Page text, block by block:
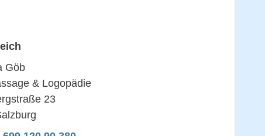
Göb
& Logopädie
23